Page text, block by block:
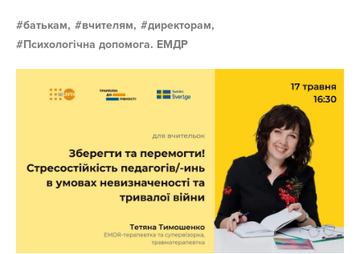
батькам, вчителям,
директорам,
Психологічна допомога. ЕМДР